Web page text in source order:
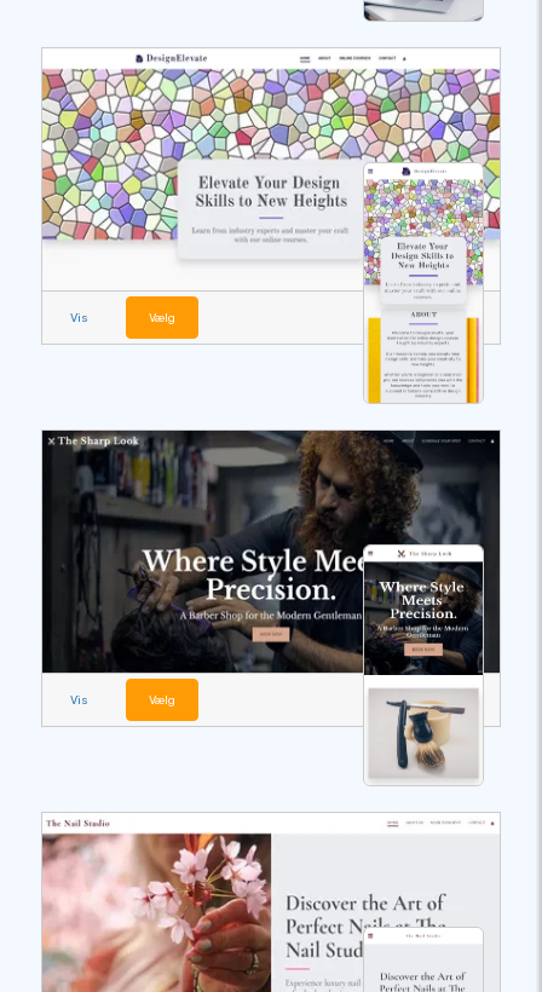
Vis Vælg
Vis Vælg